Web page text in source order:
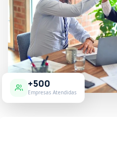
+500
Empresas Atendidas